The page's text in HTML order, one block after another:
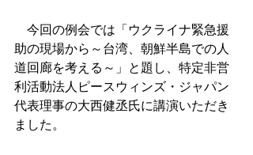
今回の例会では「ウクライナ緊急援
助の現場から～台湾、朝鮮半島での人
道回廊を考える～」と題し、特定非営
利活動法人ピースウィンズ・ジャパン
代表理事の大西健丞氏に講演いただき
ました。